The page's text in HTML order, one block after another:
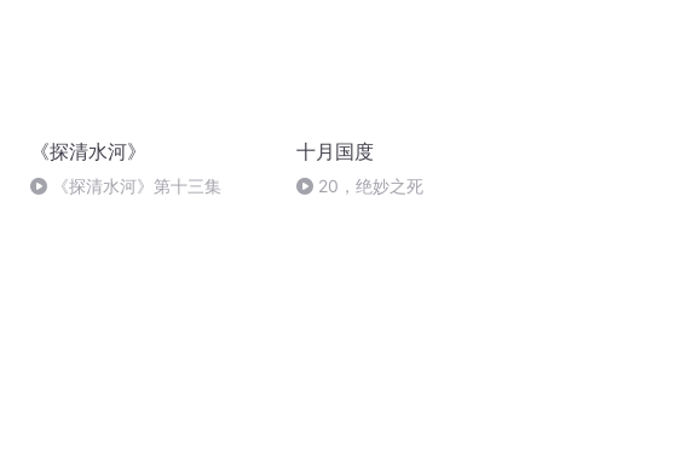
《探清水河》
《探清水河》第十三集
十月国度
20，绝妙之死